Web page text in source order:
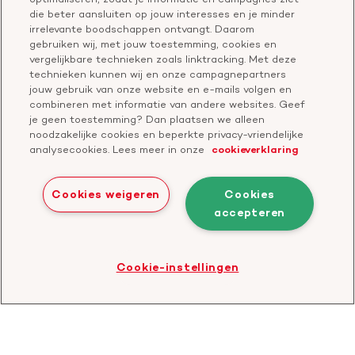
Geef ter nagedachtenis
Start een actie
Vragen over donateurschap
Klachtenformulier
Check je gesprek
Doneer
Bezoek
onze
Facebook
Bezoek
ons
YouTube
Bezoek
onze
LinkedIn
Bezoek
onze
TikTok
profiel
Bezoek
onze
Twitter
profiel
Bezoek
onze
Threads
profiel
Privacyverklaring
Bezoek
die beter aansluiten op jouw interesses en je minder
irrelevante boodschappen ontvangt. Daarom
gebruiken wij, met jouw toestemming, cookies en
vergelijkbare technieken zoals linktracking. Met deze
technieken kunnen wij en onze campagnepartners
jouw gebruik van onze website en e-mails volgen en
combineren met informatie van andere websites. Geef
je geen toestemming? Dan plaatsen we alleen
noodzakelijke cookies en beperkte privacy-vriendelijke
analysecookies. Lees meer in onze
cookieverklaring
Cookies
accepteren
Cookies weigeren
Cookie-instellingen